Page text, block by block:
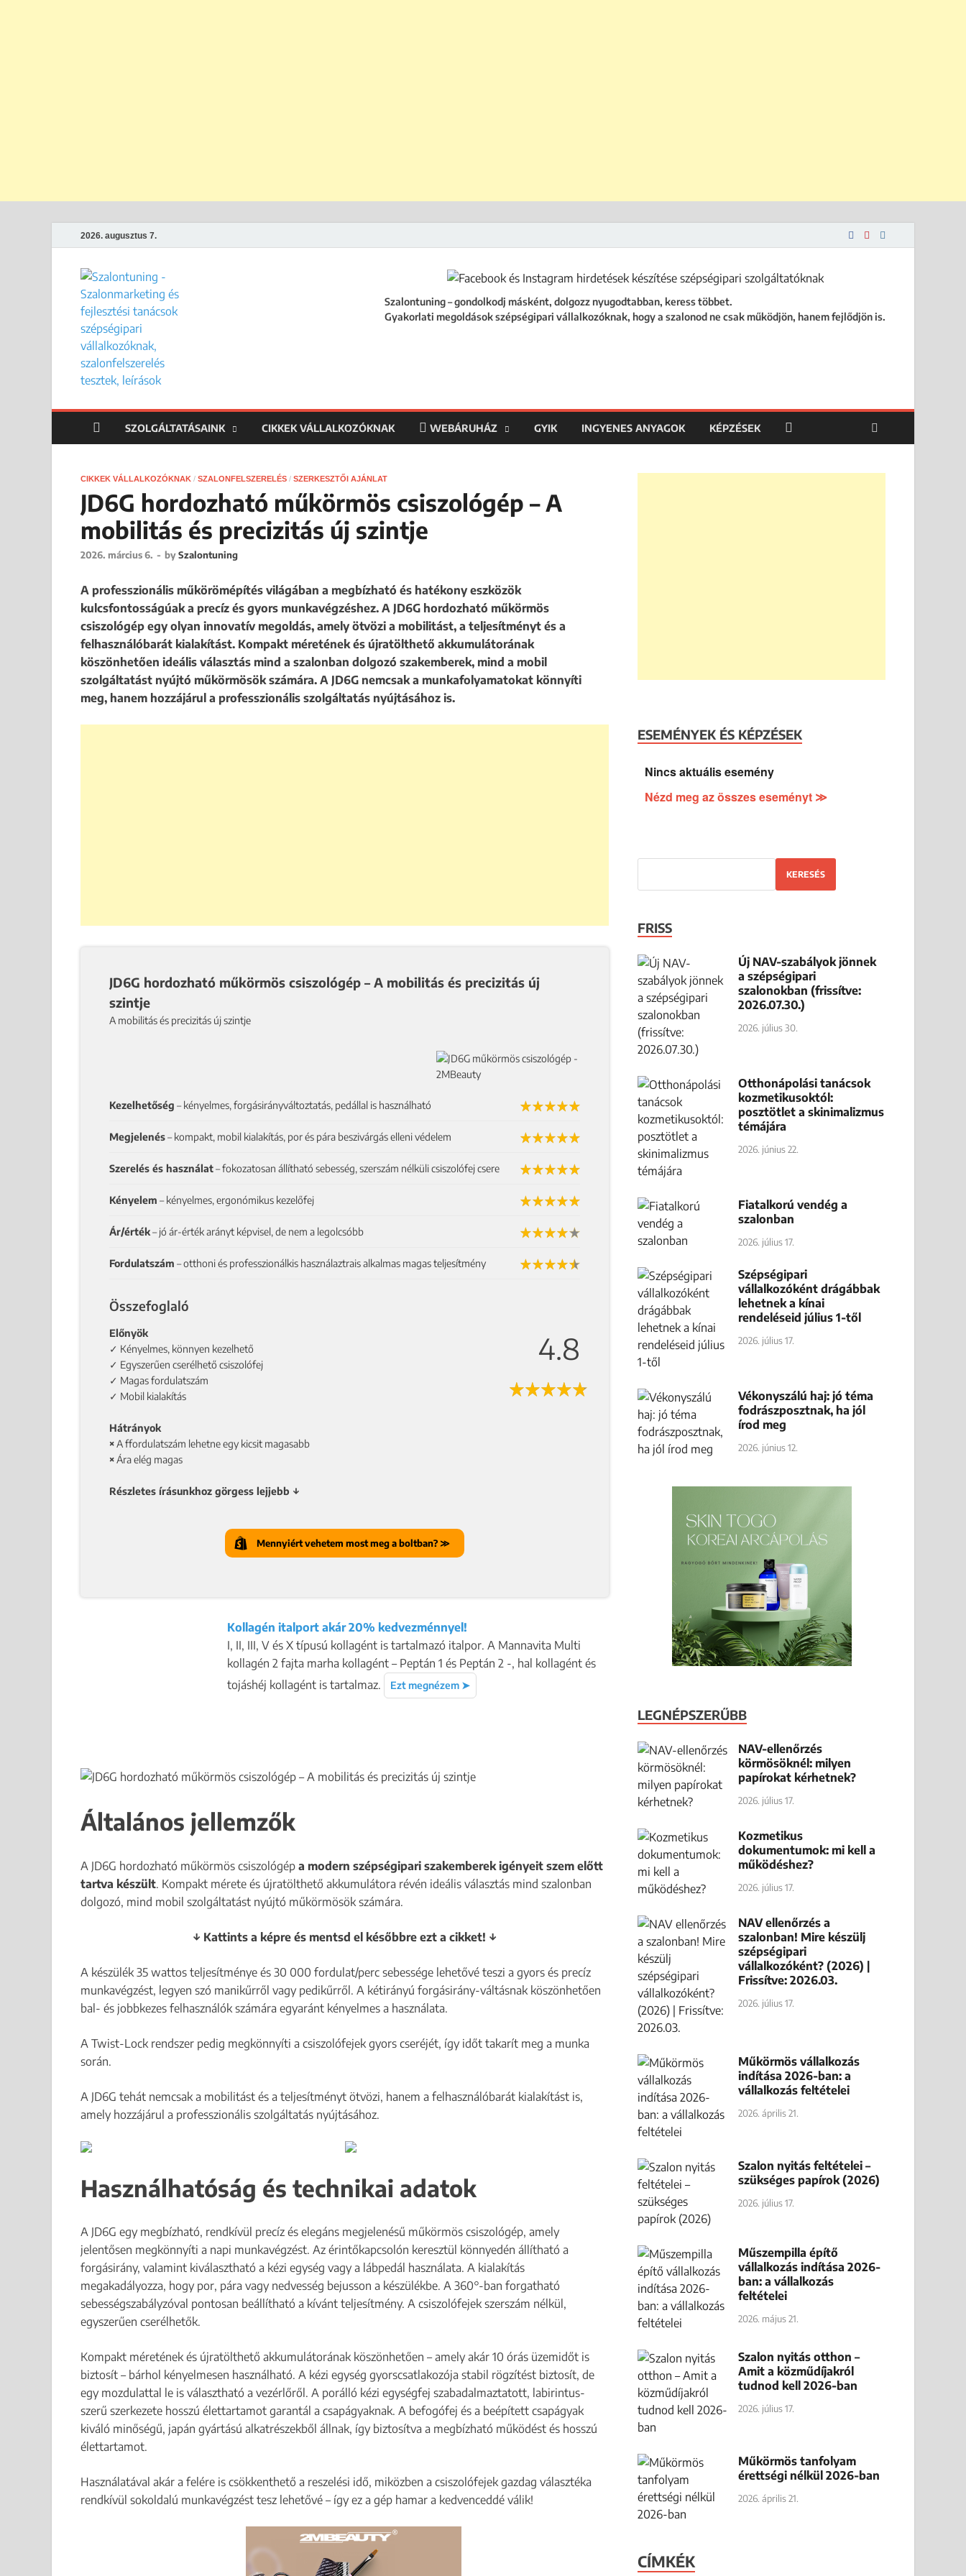
2026. augusztus 7.
Szalontuning – gondolkodj másként, dolgozz nyugodtabban, keress többet.
Gyakorlati megoldások szépségipari vállalkozóknak, hogy a szalonod ne csak működjön, hanem fejlődjön is.
SZOLGÁLTATÁSAINK CIKKEK VÁLLALKOZÓKNAK WEBÁRUHÁZ GYIK INGYENES ANYAGOK KÉPZÉSEK
CIKKEK VÁLLALKOZÓKNAK / SZALONFELSZERELÉS / SZERKESZTŐI AJÁNLAT
JD6G hordozható műkörmös csiszológép – A
mobilitás és precizitás új szintje
2026. március 6. - bySzalontuning
A professzionális műkörömépítés világában a megbízható és hatékony eszközök
kulcsfontosságúak a precíz és gyors munkavégzéshez. A JD6G hordozható műkörmös
csiszológép egy olyan innovatív megoldás, amely ötvözi a mobilitást, a teljesítményt és a
felhasználóbarát kialakítást. Kompakt méretének és újratölthető akkumulátorának
köszönhetően ideális választás mind a szalonban dolgozó szakemberek, mind a mobil
szolgáltatást nyújtó műkörmösök számára. A JD6G nemcsak a munkafolyamatokat könnyíti
meg, hanem hozzájárul a professzionális szolgáltatás nyújtásához is.
JD6G hordozható műkörmös csiszológép – A mobilitás és precizitás új
szintje
A mobilitás és precizitás új szintje
Kezelhetőség – kényelmes, forgásirányváltoztatás, pedállal is használható
Megjelenés– kompakt, mobil kialakítás, por és pára beszivárgás elleni védelem
Szerelés és használat– fokozatosan állítható sebesség, szerszám nélküli csiszolófej csere
Kényelem – kényelmes, ergonómikus kezelőfej
Ár/érték– jó ár-érték arányt képvisel, de nem a legolcsóbb
Fordulatszám – otthoni és professzionálkis használaztrais alkalmas magas teljesítmény
Összefoglaló
Előnyök
✓ Kényelmes, könnyen kezelhető
✓ Egyszerűen cserélhető csiszolófej
✓ Magas fordulatszám
✓ Mobil kialakítás
Hátrányok
×A ffordulatszám lehetne egy kicsit magasabb
×Ára elég magas
Részletes írásunkhoz görgess lejjebb ↓
4.8
Mennyiért vehetem most meg a boltban? ≫
Kollagén italport akár 20% kedvezménnyel!
I, II, III, V és X típusú kollagént is tartalmazó italpor. A Mannavita Multi
kollagén 2 fajta marha kollagént – Peptán 1 és Peptán 2 -, hal kollagént és
tojáshéj kollagént is tartalmaz.
Ezt megnézem ➤
Általános jellemzők
A JD6G hordozható műkörmös csiszológép a modern szépségipari szakemberek igényeit szem előtt
tartva készült. Kompakt mérete és újratölthető akkumulátora révén ideális választás mind szalonban
dolgozó, mind mobil szolgáltatást nyújtó műkörmösök számára.
↓ Kattints a képre és mentsd el későbbre ezt a cikket! ↓
A készülék 35 wattos teljesítménye és 30 000 fordulat/perc sebessége lehetővé teszi a gyors és precíz
munkavégzést, legyen szó manikűrről vagy pedikűrről. A kétirányú forgásirány-váltásnak köszönhetően
bal- és jobbkezes felhasználók számára egyaránt kényelmes a használata.
A Twist-Lock rendszer pedig megkönnyíti a csiszolófejek gyors cseréjét, így időt takarít meg a munka
során.
A JD6G tehát nemcsak a mobilitást és a teljesítményt ötvözi, hanem a felhasználóbarát kialakítást is,
amely hozzájárul a professzionális szolgáltatás nyújtásához.
Használhatóság és technikai adatok​
A JD6G egy megbízható, rendkívül precíz és elegáns megjelenésű műkörmös csiszológép, amely
jelentősen megkönnyíti a napi munkavégzést. Az érintőkapcsolón keresztül könnyedén állítható a
forgásirány, valamint kiválasztható a kézi egység vagy a lábpedál használata. A kialakítás
megakadályozza, hogy por, pára vagy nedvesség bejusson a készülékbe. A 360°-ban forgatható
sebességszabályzóval pontosan beállítható a kívánt teljesítmény. A csiszolófejek szerszám nélkül,
egyszerűen cserélhetők.
Kompakt méretének és újratölthető akkumulátorának köszönhetően – amely akár 10 órás üzemidőt is
biztosít – bárhol kényelmesen használható. A kézi egység gyorscsatlakozója stabil rögzítést biztosít, de
egy mozdulattal le is választható a vezérlőről. A porálló kézi egységfej szabadalmaztatott, labirintus-
szerű szerkezete hosszú élettartamot garantál a csapágyaknak. A befogófej és a beépített csapágyak
kiváló minőségű, japán gyártású alkatrészekből állnak, így biztosítva a megbízható működést és hosszú
élettartamot.
Használatával akár a felére is csökkenthető a reszelési idő, miközben a csiszolófejek gazdag választéka
rendkívül sokoldalú munkavégzést tesz lehetővé – így ez a gép hamar a kedvenceddé válik!
ESEMÉNYEK ÉS KÉPZÉSEK
Nincs aktuális esemény
Nézd meg az összes eseményt ≫
KERESÉS
FRISS
Új NAV-szabályok jönnek
a szépségipari
szalonokban (frissítve:
2026.07.30.)
2026. július 30.
Otthonápolási tanácsok
kozmetikusoktól:
posztötlet a skinimalizmus
témájára
2026. június 22.
Fiatalkorú vendég a
szalonban
2026. július 17.
Szépségipari
vállalkozóként drágábbak
lehetnek a kínai
rendeléseid július 1-től
2026. július 17.
Vékonyszálú haj: jó téma
fodrászposztnak, ha jól
írod meg
2026. június 12.
LEGNÉPSZERŰBB
NAV-ellenőrzés
körmösöknél: milyen
papírokat kérhetnek?
2026. július 17.
Kozmetikus
dokumentumok: mi kell a
működéshez?
2026. július 17.
NAV ellenőrzés a
szalonban! Mire készülj
szépségipari
vállalkozóként? (2026) |
Frissítve: 2026.03.
2026. július 17.
Műkörmös vállalkozás
indítása 2026-ban: a
vállalkozás feltételei
2026. április 21.
Szalon nyitás feltételei –
szükséges papírok (2026)
2026. július 17.
Műszempilla építő
vállalkozás indítása 2026-
ban: a vállalkozás
feltételei
2026. május 21.
Szalon nyitás otthon –
Amit a közműdíjakról
tudnod kell 2026-ban
2026. július 17.
Műkörmös tanfolyam
érettségi nélkül 2026-ban
2026. április 21.
CÍMKÉK